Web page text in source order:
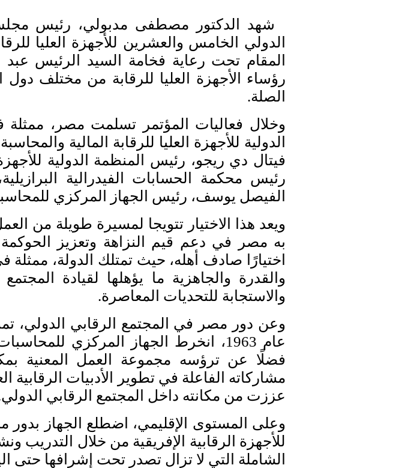
شهد الدكتور مصطفى مدبولي، رئيس مجلس
الدولي الخامس والعشرين للأجهزة العليا
المقام تحت رعاية فخامة السيد الرئيس
رؤساء الأجهزة العليا للرقابة من مختلف دول
الصلة.
وخلال فعاليات المؤتمر تسلمت مصر، ممثلة
الدولية للأجهزة العليا للرقابة المالية
فيتال دي ريجو، رئيس المنظمة الدولية للأجهزة
رئيس محكمة الحسابات الفيدرالية
الفيصل يوسف، رئيس الجهاز المركزي
ويعد هذا الاختيار تتويجا لمسيرة طويلة من
به مصر في دعم قيم النزاهة وتعزيز
اختيارًا صادف أهله، حيث تمتلك الدولة،
والقدرة والجاهزية ما يؤهلها لقيادة
والاستجابة للتحديات المعاصرة.
وعن دور مصر في المجتمع الرقابي الدولي،
عام 1963، انخرط الجهاز المركزي
فضلًا عن ترؤسه مجموعة العمل المعنية
مشاركاته الفاعلة في تطوير الأدبيات
عززت من مكانته داخل المجتمع الرقابي
وعلى المستوى الإقليمي، اضطلع الجهاز
للأجهزة الرقابية الإفريقية من خلال التدريب
الشاملة التي لا تزال تصدر تحت إشرافها حتى